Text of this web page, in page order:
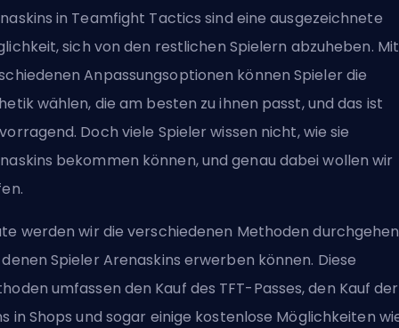
in Teamfight Tactics sind eine ausgezeichnete
sich von den restlichen Spielern abzuheben. Mit
Anpassungsoptionen können Spieler die
wählen, die am besten zu ihnen passt, und das ist
Doch viele Spieler wissen nicht, wie sie
bekommen können, und genau dabei wollen wir
werden wir die verschiedenen Methoden
Spieler Arenaskins erwerben können. Diese
umfassen den Kauf des TFT-Passes, den Kauf der
in Shops und sogar einige kostenlose Möglichkeiten